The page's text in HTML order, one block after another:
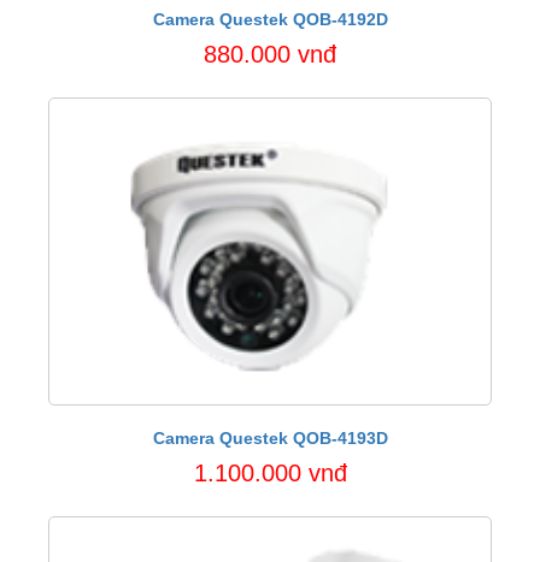
Camera Questek QOB-4192D
880.000 vnđ
Camera Questek QOB-4193D
1.100.000 vnđ